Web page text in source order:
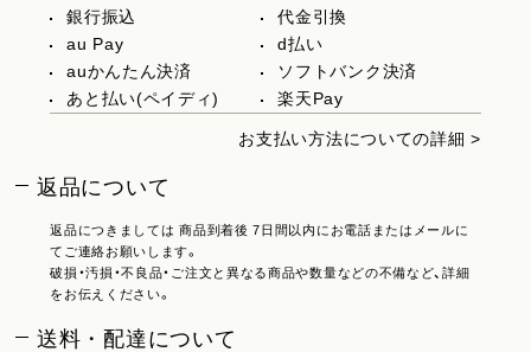
銀行振込
代金引換
au Pay
d払い
auかんたん決済
ソフトバンク決済
あと払い(ペイディ)
楽天Pay
お支払い方法についての詳細 >
返品について
返品につきましては 商品到着後 7日間以内にお電話またはメールに
てご連絡お願いします。
破損・汚損・不良品・ご注文と異なる商品や数量などの不備など、詳細
をお伝えください。
送料・配達について